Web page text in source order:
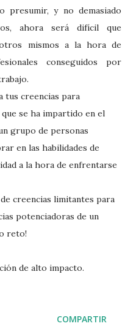
presumir, y no demasiado
ahora será difícil que
mismos a la hora de
conseguidos por
tus creencias para
se ha impartido en el
grupo de personas
en las habilidades de
a la hora de enfrentarse
creencias limitantes para
potenciadoras de un
reto!
de alto impacto.
COMPARTIR